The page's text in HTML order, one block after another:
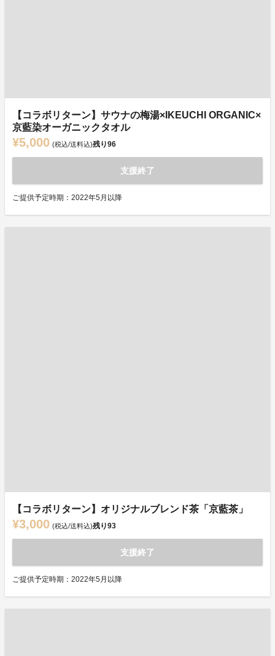
【コラボリターン】サウナの梅湯×IKEUCHI ORGANIC×
京藍染オーガニックタオル
¥5,000 (税込/送料込)残り96
支援終了
ご提供予定時期：2022年5月以降
【コラボリターン】オリジナルブレンド茶「京藍茶」
¥3,000 (税込/送料込)残り93
支援終了
ご提供予定時期：2022年5月以降